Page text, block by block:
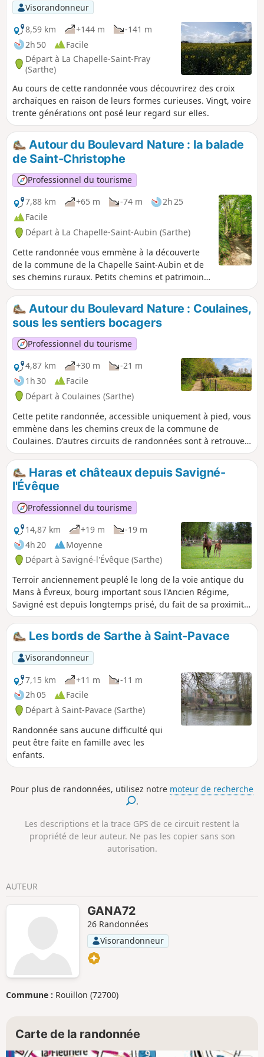
Visorandonneur
8,59 km
+144 m
-141 m
2h 50
Facile
Départ à La Chapelle-Saint-Fray
(Sarthe)
Au cours de cette randonnée vous découvrirez des croix
archaïques en raison de leurs formes curieuses. Vingt, voire
trente générations ont posé leur regard sur elles.
Autour du Boulevard Nature : la balade
de Saint-Christophe
Professionnel du tourisme
7,88 km
+65 m -74 m
2h 25
Facile
Départ à La Chapelle-Saint-Aubin (Sarthe)
Cette randonnée vous emmène à la découverte
de la commune de la Chapelle Saint-Aubin et de
ses chemins ruraux. Petits chemins et patrimoine
vous guident tout au long du parcours.
Autour du Boulevard Nature : Coulaines,
sous les sentiers bocagers
Professionnel du tourisme
4,87 km
+30 m
-21 m
1h 30
Facile
Départ à Coulaines (Sarthe)
Cette petite randonnée, accessible uniquement à pied, vous
emmène dans les chemins creux de la commune de
Coulaines. D'autres circuits de randonnées sont à retrouver
sur le site de la mairie.
Haras et châteaux depuis Savigné-
l'Évêque
Professionnel du tourisme
14,87 km
+19 m
-19 m
4h 20
Moyenne
Départ à Savigné-l'Évêque (Sarthe)
Terroir anciennement peuplé le long de la voie antique du
Mans à Évreux, bourg important sous l'Ancien Régime,
Savigné est depuis longtemps prisé, du fait de sa proximité
avec Le Mans, par les notables manceaux qui font
construire ou restaurer, parfois sur des sites seigneuriaux
médiévaux, maisons bourgeoises et châteaux. Ainsi, au fil
du circuit, vous apercevrez Nuyet, datant de la fin du XVIIIe
siècle, ou pour le XIXe siècle, les châteaux du Rocher
(actuelle mairie), de Mortrie ou du Mesnil, où est installé un
important haras.
Les bords de Sarthe à Saint-Pavace
Visorandonneur
7,15 km
+11 m
-11 m
2h 05
Facile
Départ à Saint-Pavace (Sarthe)
Randonnée sans aucune difficulté qui
peut être faite en famille avec les
enfants.
Pour plus de randonnées, utilisez notre moteur de recherche
.
Les descriptions et la trace GPS de ce circuit restent la
propriété de leur auteur. Ne pas les copier sans son
autorisation.
AUTEUR
GANA72
26 Randonnées
Visorandonneur
Commune : Rouillon (72700)
Carte de la randonnée
9